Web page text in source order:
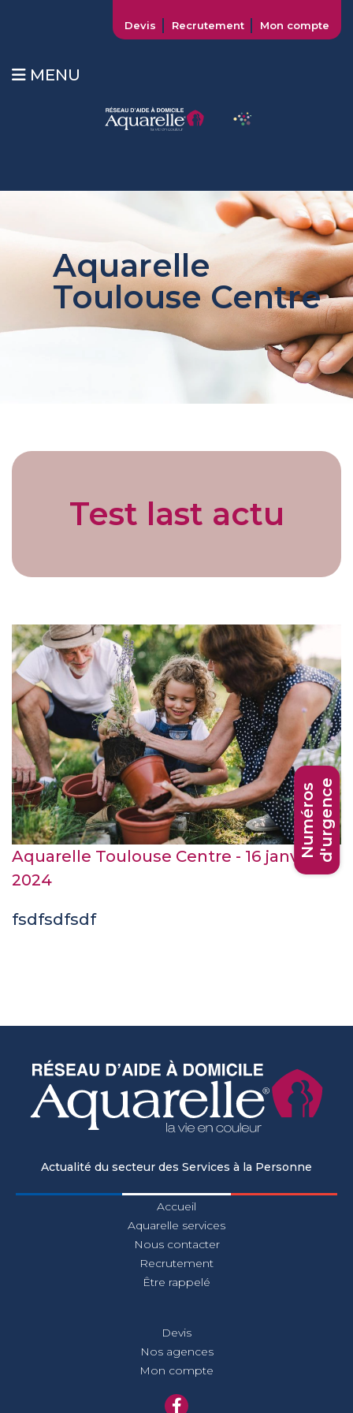
Numérosd'urgence
Devis Recrutement Mon compte
MENU
Aquarelle
Toulouse Centre
Test last actu
Aquarelle Toulouse Centre - 16 janvier
2024
fsdfsdfsdf
Actualité du secteur des Services à la Personne
Accueil
Aquarelle services
Nous contacter
Recrutement
Être rappelé
Devis
Nos agences
Mon compte